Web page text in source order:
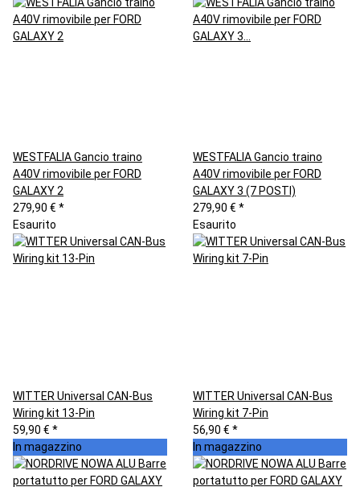
WESTFALIA Gancio traino
A40V rimovibile per FORD
GALAXY 2
279,90 € *
WESTFALIA Gancio traino
A40V rimovibile per FORD
GALAXY 3 (7 POSTI)
279,90 € *
Esaurito
WITTER Universal CAN-Bus
Wiring kit 13-Pin
59,90 € *
Esaurito
WITTER Universal CAN-Bus
Wiring kit 7-Pin
56,90 € *
In magazzino
In magazzino